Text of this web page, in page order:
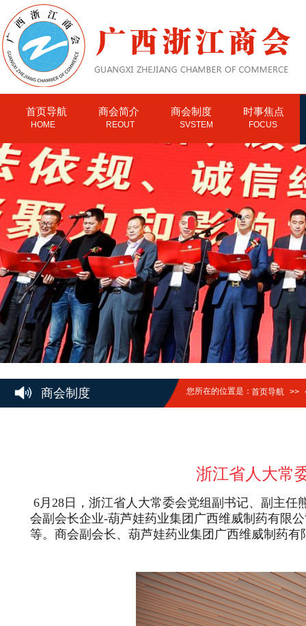
首页导航 商会简介 商会制度 时事焦点
HOME REOUT SVSTEM FOCUS
商会制度 您所在的位置是：首页导航 >>
浙江省人大常
6月28日， 浙江省人大常委会党组副书记、副主任
会副会长企业-葫芦娃药业集团广西维威制药有限
等。商会副会长、葫芦娃药业集团广西维威制药